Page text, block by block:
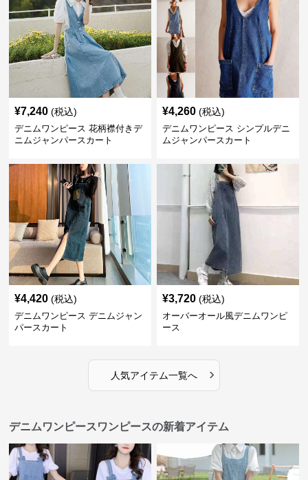
¥7,240 (税込)
デニムワンピース 花柄襟付きデ
ニムジャンパースカート
¥4,260 (税込)
デニムワンピース シンプルデニ
ムジャンパースカート
¥4,420 (税込)
デニムワンピース デニムジャン
パースカート
¥3,720 (税込)
オーバーオール風デニムワンピ
ース
人気アイテム一覧へ ›
デニムワンピースワンピースの新着アイテム